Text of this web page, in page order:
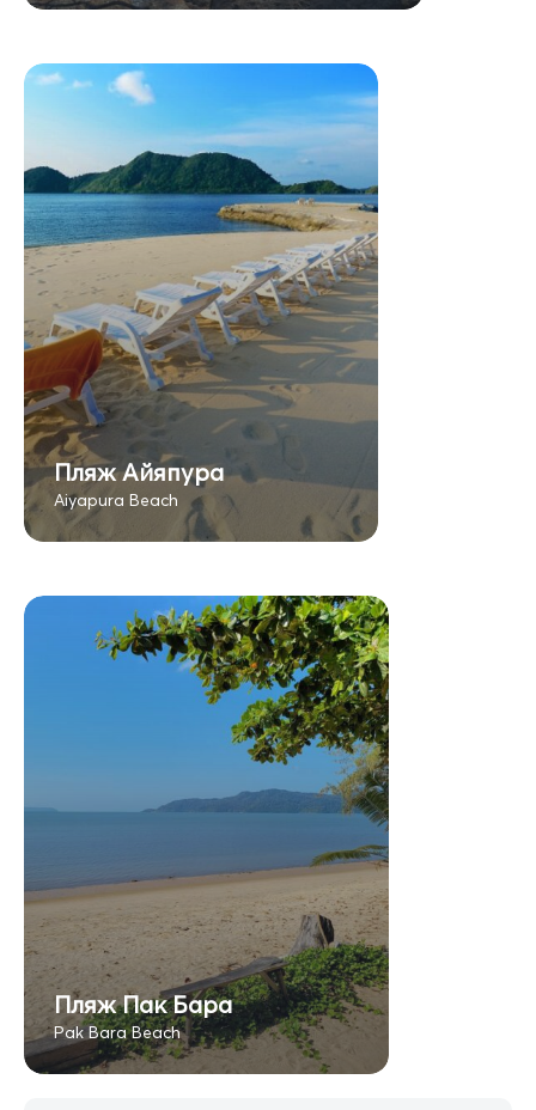
Пляж Айяпура
Aiyapura Beach
Пляж Пак Бара
Pak Bara Beach